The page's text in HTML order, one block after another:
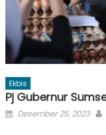
Ekbis
Pj Gubernur
Posted
Desember 25, 2023